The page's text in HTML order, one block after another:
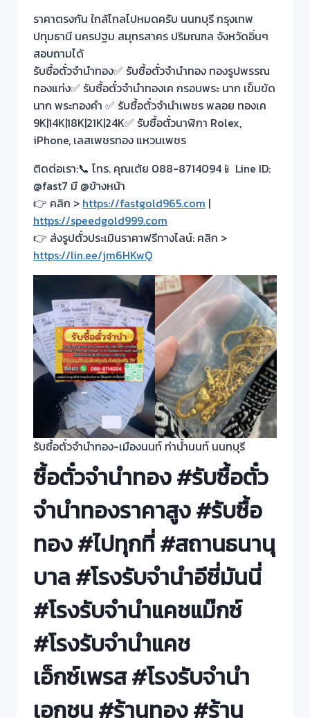
ราคาตรงกัน ใกล้ไกลไปหมดครับ นนทบุรี กรุงเทพ
ปทุมธานี นครปฐม สมุทรสาคร ปริมณฑล จังหวัดอิ่นๆ
สอบถามได้
รับซื้อตั๋วจำนำทอง✅ รับซื้อตั๋วจำนำทอง ทองรูปพรรณ
ทองแท่ง✅ รับซื้อตั๋วจำนำทองเค กรอบพระ นาก เข็มขัด
นาก พระทองคำ ✅ รับซื้อตั๋วจำนำเพชร พลอย ทองเค
9K|14K|18K|21K|24K✅ รับซื้อตั๋วนาฬิกา Rolex,
iPhone, เลสเพชรทอง แหวนเพชร
ติดต่อเรา:📞 โทร. คุณเต้ย 088-8714094📱 Line ID:
@fast7 มี @ข้างหน้า
👉 คลิก > https://fastgold965.com |
https://speedgold999.com
👉 ส่งรูปตั๋วประเมินราคาฟรีทางไลน์: คลิก >
https://lin.ee/jm6HKwQ
รับซื้อตั๋วจำนำทอง-เมืองนนท์ ท่าน้ำนนท์ นนทบุรี
ซื้อตั๋วจำนำทอง #รับซื้อตั๋ว
จำนำทองราคาสูง #รับซื้อ
ทอง #ไปทุกที่ #สถานธนานุ
บาล #โรงรับจำนำอีซี่มันนี่
#โรงรับจำนำแคชแม๊กซ์
#โรงรับจำนำแคช
เอ็กซ์เพรส #โรงรับจำนำ
เอกชน #ร้านทอง #ร้าน